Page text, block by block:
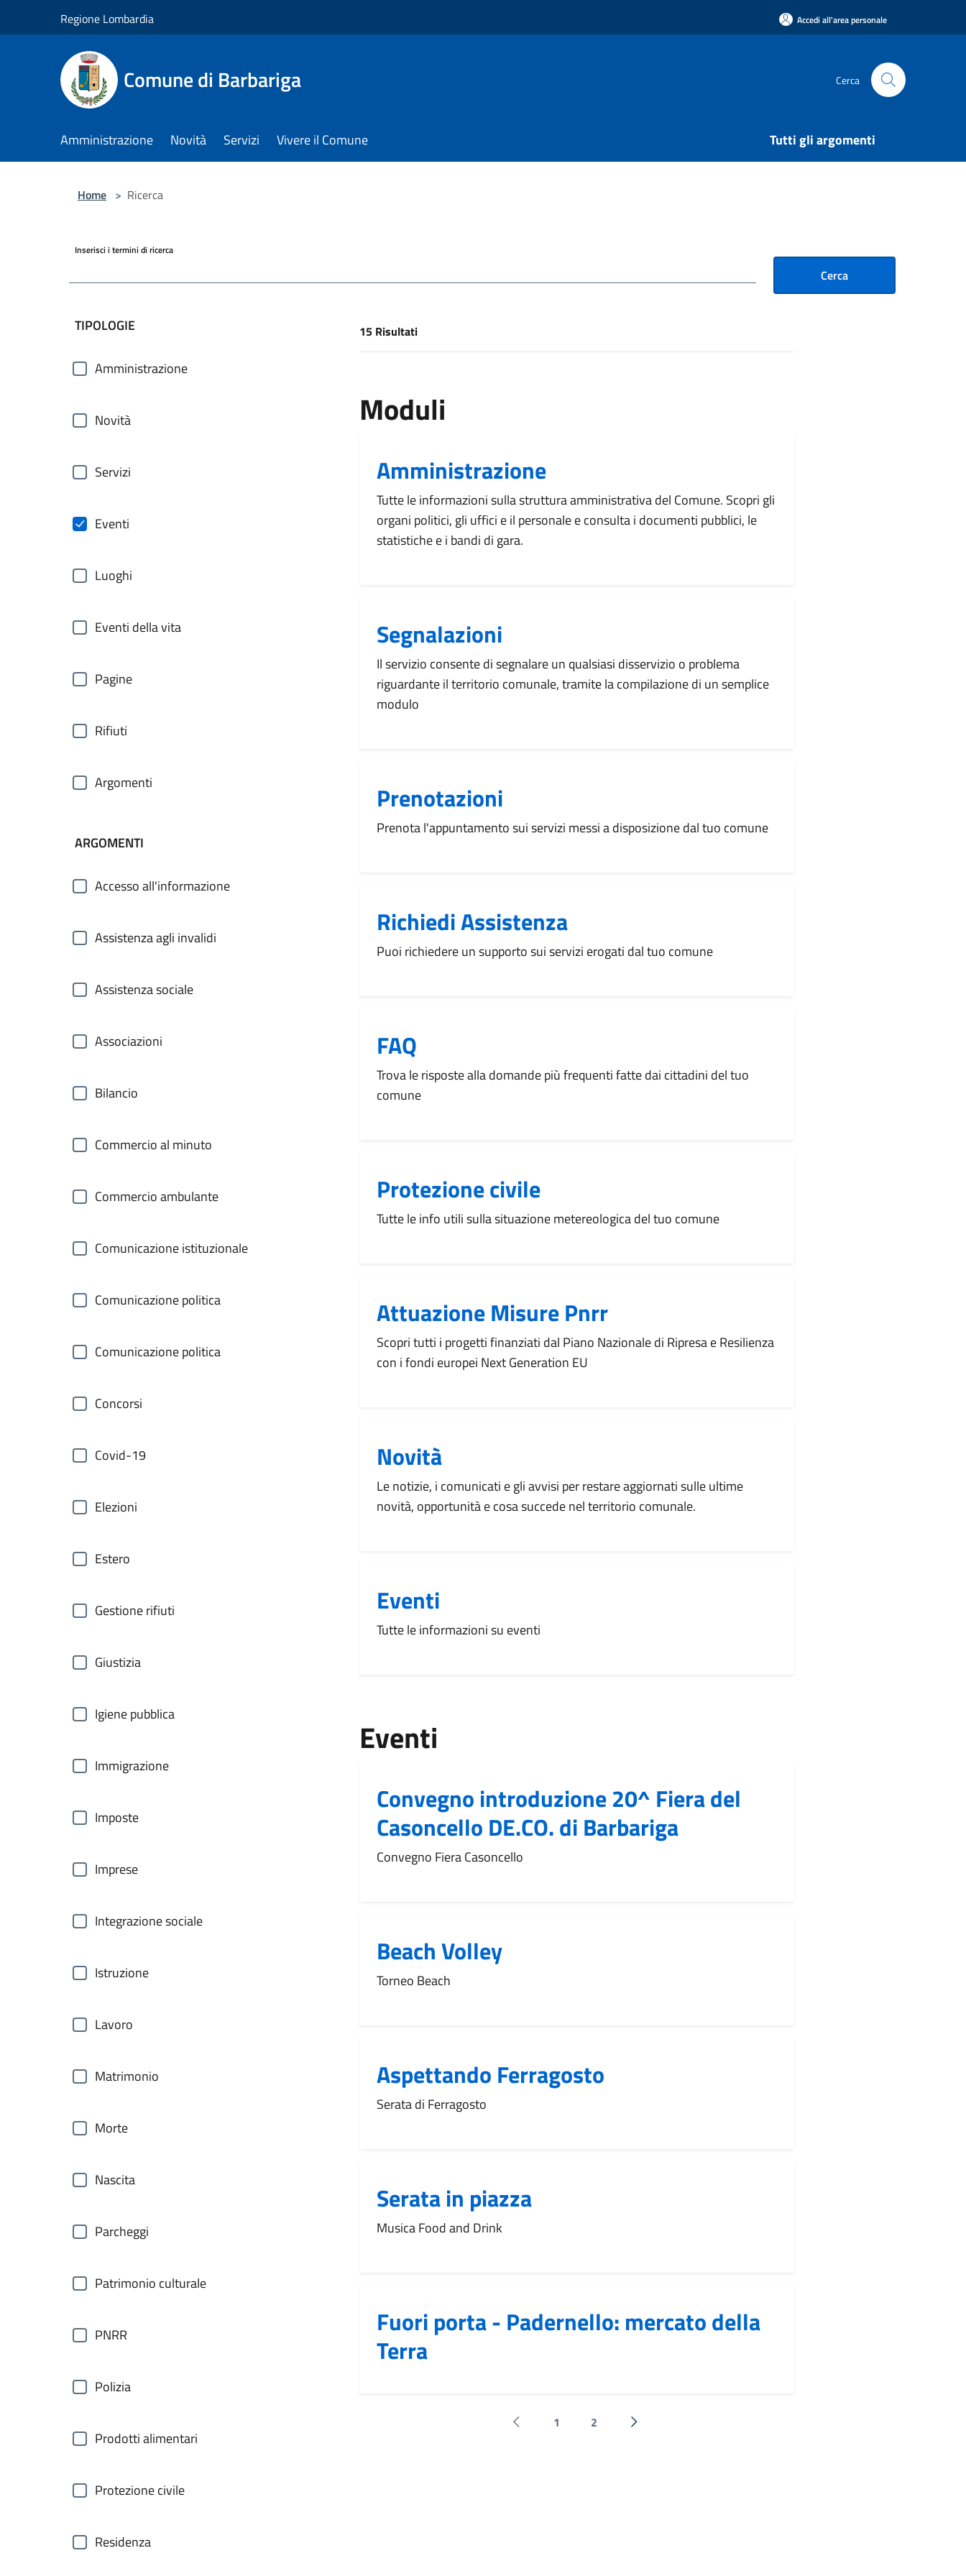
Regione Lombardia Accedi all'area personale
Comune di Barbariga Cerca
Amministrazione Novità Servizi Vivere il Comune Tutti gli argomenti
Home > Ricerca
Inserisci i termini di ricerca
Cerca
filtri da applicare
TIPOLOGIE
Amministrazione
Novità
Servizi
Eventi
Luoghi
Eventi della vita
Pagine
Rifiuti
Argomenti
ARGOMENTI
Accesso all'informazione
Assistenza agli invalidi
Assistenza sociale
Associazioni
Bilancio
Commercio al minuto
Commercio ambulante
Comunicazione istituzionale
Comunicazione politica
Comunicazione politica
Concorsi
Covid-19
Elezioni
Estero
Gestione rifiuti
Giustizia
Igiene pubblica
Immigrazione
Imposte
Imprese
Integrazione sociale
Istruzione
Lavoro
Matrimonio
Morte
Nascita
Parcheggi
Patrimonio culturale
PNRR
Polizia
Prodotti alimentari
Protezione civile
Residenza
[results] Risultati
15 Risultati
Moduli
Amministrazione
Tutte le informazioni sulla struttura amministrativa del Comune. Scopri gli
organi politici, gli uffici e il personale e consulta i documenti pubblici, le
statistiche e i bandi di gara.
Segnalazioni
Il servizio consente di segnalare un qualsiasi disservizio o problema
riguardante il territorio comunale, tramite la compilazione di un semplice
modulo
Prenotazioni
Prenota l'appuntamento sui servizi messi a disposizione dal tuo comune
Richiedi Assistenza
Puoi richiedere un supporto sui servizi erogati dal tuo comune
FAQ
Trova le risposte alla domande più frequenti fatte dai cittadini del tuo
comune
Protezione civile
Tutte le info utili sulla situazione metereologica del tuo comune
Attuazione Misure Pnrr
Scopri tutti i progetti finanziati dal Piano Nazionale di Ripresa e Resilienza
con i fondi europei Next Generation EU
Novità
Le notizie, i comunicati e gli avvisi per restare aggiornati sulle ultime
novità, opportunità e cosa succede nel territorio comunale.
Eventi
Tutte le informazioni su eventi
Eventi
Convegno introduzione 20^ Fiera del
Casoncello DE.CO. di Barbariga
Convegno Fiera Casoncello
Beach Volley
Torneo Beach
Aspettando Ferragosto
Serata di Ferragosto
Serata in piazza
Musica Food and Drink
Fuori porta - Padernello: mercato della
Terra
Pagina precedente
1 2
Successiva »